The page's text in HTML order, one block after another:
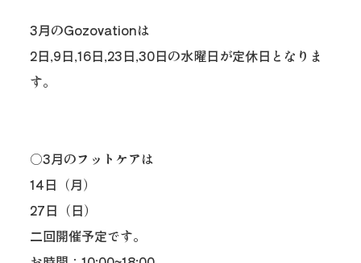
3月のGozovationは
2日,9日,16日,23日,30日の水曜日が定休日となりま
す。
○3月のフットケアは
14日（月）
27日（日）
二回開催予定です。